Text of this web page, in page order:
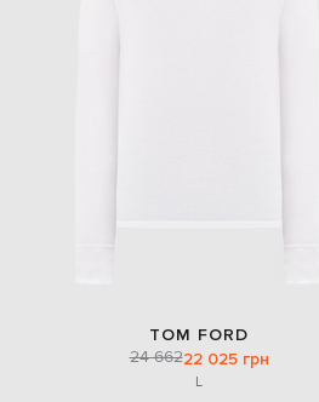
TOM FORD
24 66222 025 грн
L